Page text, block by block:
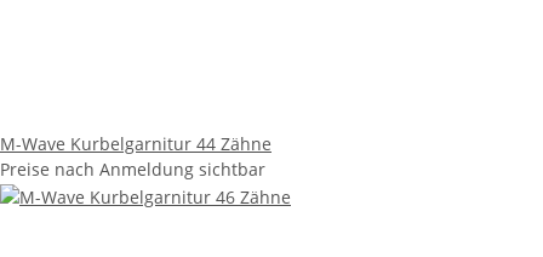
M-Wave Kurbelgarnitur 44 Zähne
Preise nach Anmeldung sichtbar